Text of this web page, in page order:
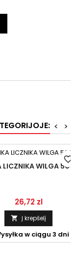
>
<
LICZNIKA WILGA 50 II
Kaina
26,72 zl
 Į krepšelį
w ciągu 3 dni
favorite_border